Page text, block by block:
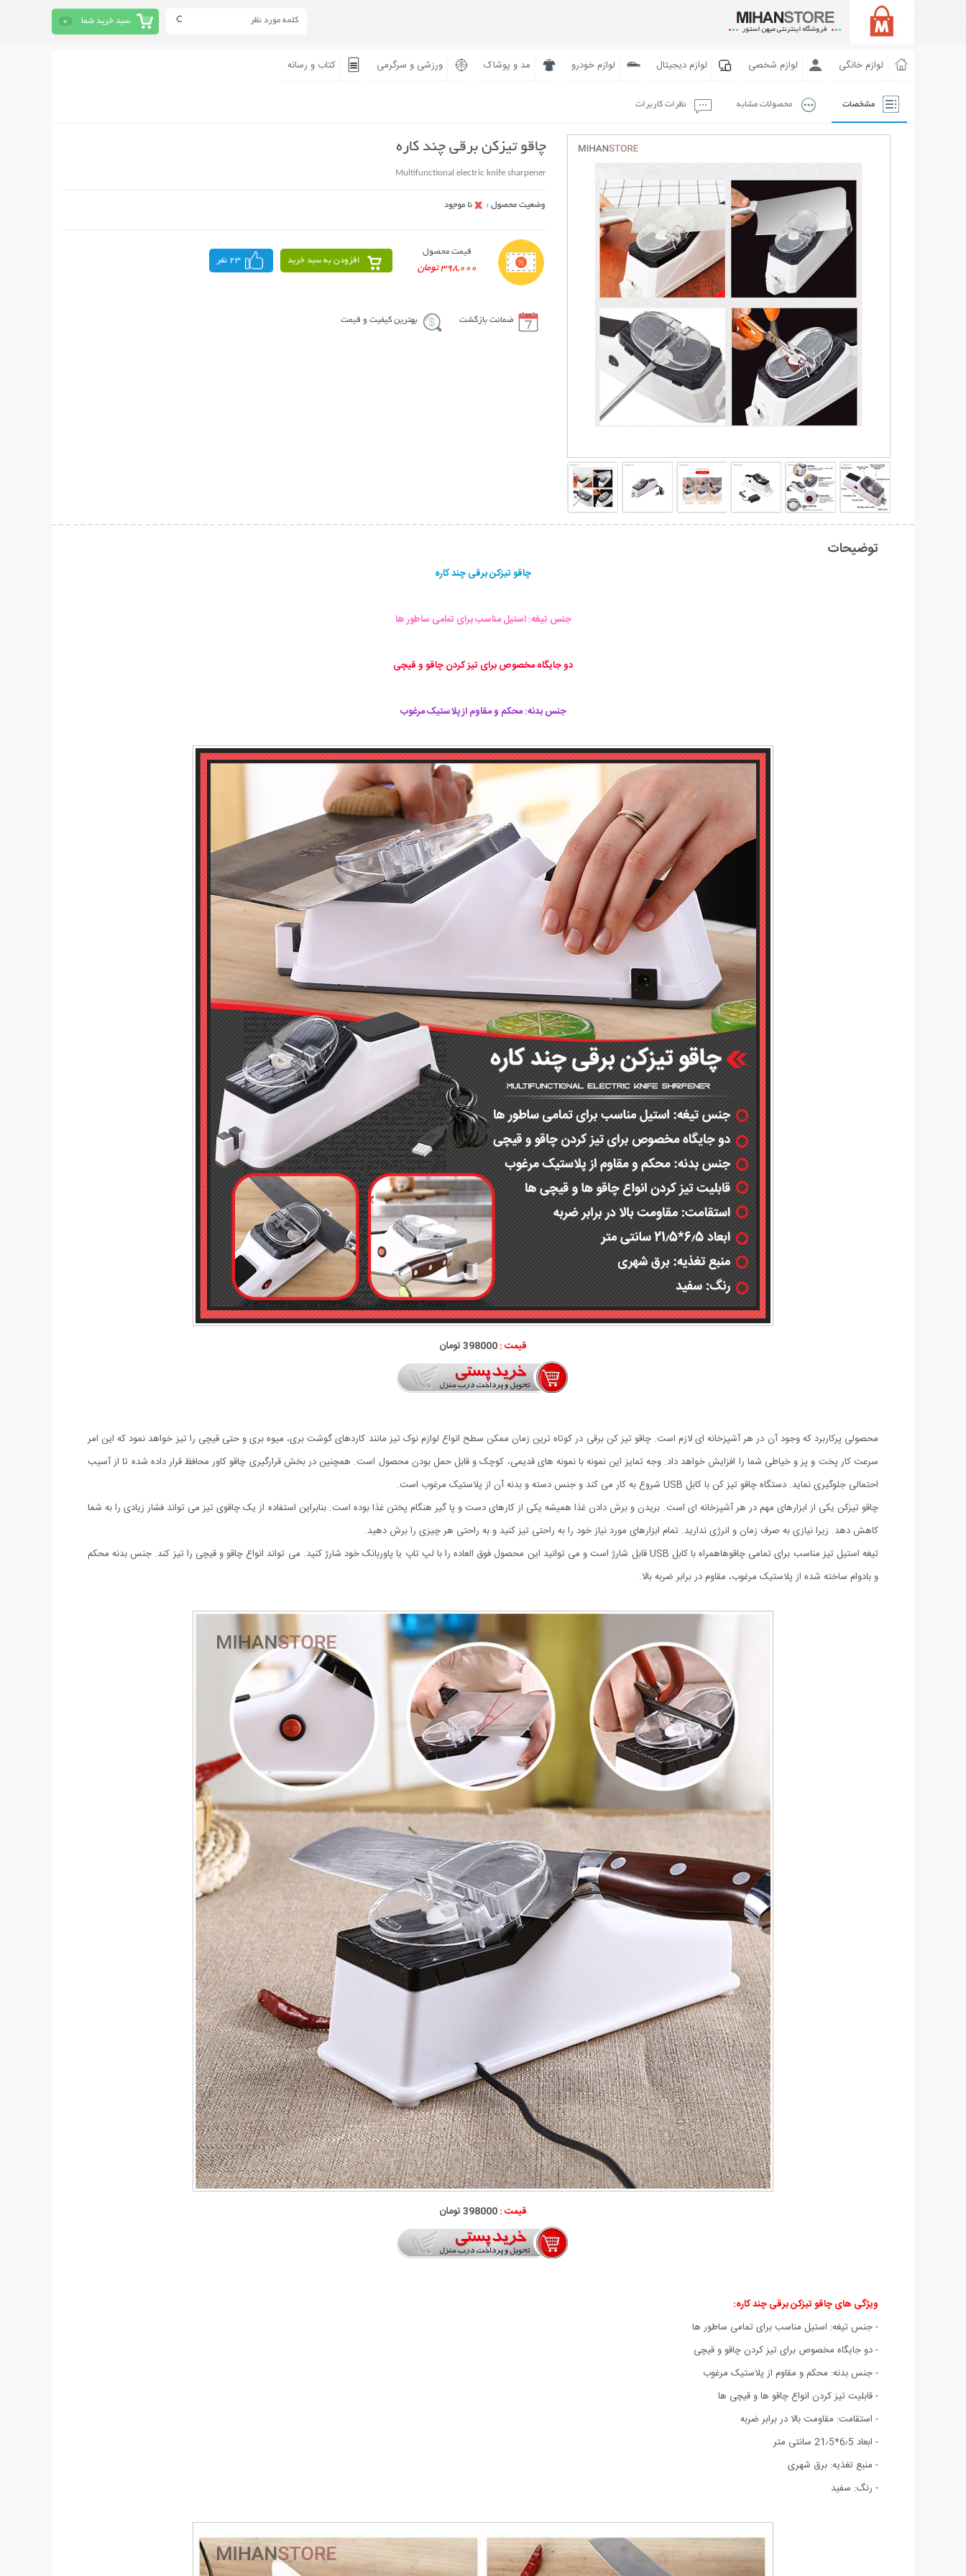
سبد خرید شما 0
لوازم خانگی لوازم شخصی لوازم دیجیتال لوازم خودرو مد و پوشاک ورزشی و سرگرمی کتاب و رسانه
مشخصات محصولات مشابه نظرات کاربرات
چاقو تیزکن برقی چند کاره
Multifunctional electric knife sharpener
قیمت محصول
398,000 تومان
افزودن به سبد خرید 23 نفر
ضمانت بازگشت بهترین کیفیت و قیمت
توضیحات
چاقو تیزکن برقی چند کاره
جنس تیغه: استیل مناسب برای تمامی ساطور ها
دو جایگاه مخصوص برای تیز کردن چاقو و قیچی
جنس بدنه: محکم و مقاوم از پلاستیک مرغوب
قیمت :398000 تومان
محصولی پرکاربرد که وجود آن در هر آشپزخانه ای لازم است. چاقو تیز کن برقی در کوتاه ترین زمان ممکن سطح انواع لوازم نوک تیز مانند کاردهای گوشت بری، میوه بری و حتی قیچی را تیز خواهد نمود که این امر
سرعت کار پخت و پز و خیاطی شما را افزایش خواهد داد. وجه تمایز این نمونه با نمونه های قدیمی، کوچک و قابل حمل بودن محصول است. همچنین در بخش قرارگیری چاقو کاور محافظ قرار داده شده تا از آسیب
احتمالی جلوگیری نماید. دستگاه چاقو تیز کن با کابل USB شروع به کار می کند و جنس دسته و بدنه آن از پلاستیک مرغوب است.
چاقو تیزکن یکی از ابزارهای مهم در هر آشپزخانه ای است. بریدن و برش دادن غذا همیشه یکی از کارهای دست و پا گیر هنگام پختن غذا بوده است. بنابراین استفاده از یک چاقوی تیز می تواند فشار زیادی را به شما
کاهش دهد. زیرا نیازی به صرف زمان و انرژی ندارید. تمام ابزارهای مورد نیاز خود را به راحتی تیز کنید و به راحتی هر چیزی را برش دهید.
تیغه استیل تیز مناسب برای تمامی چاقوهاهمراه با کابل USB قابل شارژ است و می توانید این محصول فوق العاده را با لپ تاپ یا پاوربانک خود شارژ کنید. می تواند انواع چاقو و قیچی را تیز کند. جنس بدنه محکم
و بادوام ساخته شده از پلاستیک مرغوب، مقاوم در برابر ضربه بالا.
قیمت :398000 تومان
ویژگی های چاقو تیزکن برقی چند کاره:
- جنس تیغه: استیل مناسب برای تمامی ساطور ها
- دو جایگاه مخصوص برای تیز کردن چاقو و قیچی
- جنس بدنه: محکم و مقاوم از پلاستیک مرغوب
- قابلیت تیز کردن انواع چاقو ها و قیچی ها
- استقامت: مقاومت بالا در برابر ضربه
- ابعاد 6٫5*21٫5 سانتی متر
- منبع تغذیه: برق شهری
- رنگ: سفید